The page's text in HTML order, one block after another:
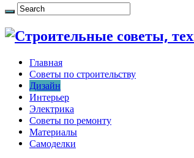
Главная
Советы по строительству
Дизайн
Интерьер
Электрика
Советы по ремонту
Материалы
Самоделки